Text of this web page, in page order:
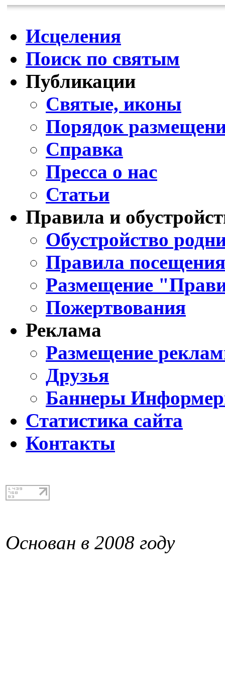
Исцеления
Поиск по святым
Публикации
Святые, иконы
Порядок
Справка
Пресса о нас
Статьи
Правила и
Обустройство
Правила
Размещение
Пожертвования
Реклама
Размещение
Друзья
Баннеры
Статистика сайта
Контакты
Основан в 2008 году